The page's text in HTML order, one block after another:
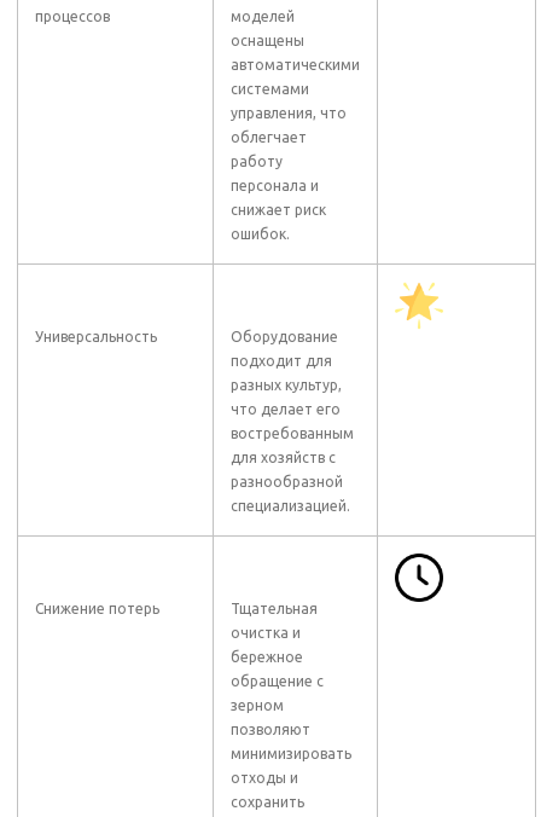
процессов
моделей
оснащены
автоматическими
системами
управления, что
облегчает
работу
персонала и
снижает риск
ошибок.
Универсальность
Оборудование
подходит для
разных культур,
что делает его
востребованным
для хозяйств с
разнообразной
специализацией.
Снижение потерь
Тщательная
очистка и
бережное
обращение с
зерном
позволяют
минимизировать
отходы и
сохранить